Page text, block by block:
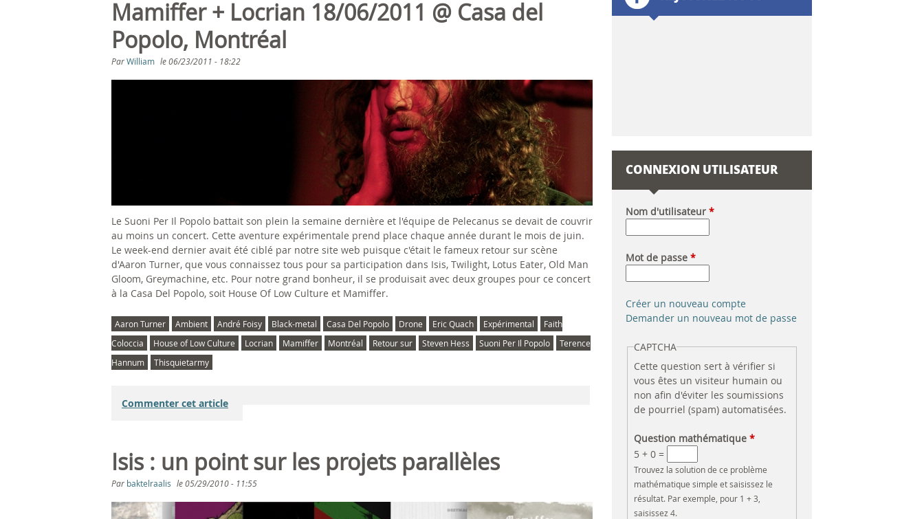
l
d
e
r
e
c
h
e
r
c
h
e
ê
t
i
Mamiffer + Locrian 18/06/2011 @ Casa del
Popolo, Montréal
ParWilliam le06/23/2011 - 18:22
Le Suoni Per Il Popolo battait son plein la semaine dernière et l'équipe de Pelecanus se devait de couvrir
au moins un concert. Cette aventure expérimentale prend place chaque année durant le mois de juin.
Le week-end dernier avait été ciblé par notre site web puisque c'était le fameux retour sur scène
d'Aaron Turner, que vous connaissez tous pour sa participation dans Isis, Twilight, Lotus Eater, Old Man
Gloom, Greymachine, etc. Pour notre grand bonheur, il se produisait avec deux groupes pour ce concert
à la Casa Del Popolo, soit House Of Low Culture et Mamiffer.
Aaron Turner Ambient André Foisy Black-metal Casa Del Popolo Drone Eric Quach Expérimental
Faith
Coloccia
House of Low Culture Locrian Mamiffer Montréal Retour sur Steven Hess Suoni Per Il Popolo
Terence
Hannum
Thisquietarmy
Commenter cet article
Isis : un point sur les projets parallèles
Par baktelraalis le05/29/2010 - 11:55
CONNEXION UTILISATEUR
Nom d'utilisateur*
Mot de passe*
Créer un nouveau compte
Demander un nouveau mot de passe
CAPTCHA
Cette question sert à vérifier si
vous êtes un visiteur humain ou
non afin d'éviter les soumissions
de pourriel (spam) automatisées.
Question mathématique*
5 + 0 =
Trouvez la solution de ce problème
mathématique simple et saisissez le
résultat. Par exemple, pour 1 + 3,
saisissez 4.